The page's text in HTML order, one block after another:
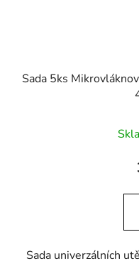
Sada 5ks
Sada univerzálních